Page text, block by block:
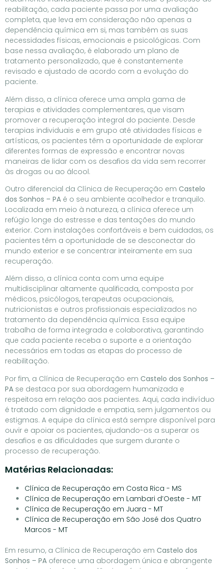
reabilitação, cada paciente passa por uma avaliação
completa, que leva em consideração não apenas a
dependência química em si, mas também as suas
necessidades físicas, emocionais e psicológicas. Com
base nessa avaliação, é elaborado um plano de
tratamento personalizado, que é constantemente
revisado e ajustado de acordo com a evolução do
paciente.
Além disso, a clínica oferece uma ampla gama de
terapias e atividades complementares, que visam
promover a recuperação integral do paciente. Desde
terapias individuais e em grupo até atividades físicas e
artísticas, os pacientes têm a oportunidade de explorar
diferentes formas de expressão e encontrar novas
maneiras de lidar com os desafios da vida sem recorrer
às drogas ou ao álcool.
Outro diferencial da Clínica de Recuperação em Castelo
dos Sonhos – PA é o seu ambiente acolhedor e tranquilo.
Localizada em meio à natureza, a clínica oferece um
refúgio longe do estresse e das tentações do mundo
exterior. Com instalações confortáveis e bem cuidadas, os
pacientes têm a oportunidade de se desconectar do
mundo exterior e se concentrar inteiramente em sua
recuperação.
Além disso, a clínica conta com uma equipe
multidisciplinar altamente qualificada, composta por
médicos, psicólogos, terapeutas ocupacionais,
nutricionistas e outros profissionais especializados no
tratamento da dependência química. Essa equipe
trabalha de forma integrada e colaborativa, garantindo
que cada paciente receba o suporte e a orientação
necessários em todas as etapas do processo de
reabilitação.
Por fim, a Clínica de Recuperação em Castelo dos Sonhos –
PA se destaca por sua abordagem humanizada e
respeitosa em relação aos pacientes. Aqui, cada indivíduo
é tratado com dignidade e empatia, sem julgamentos ou
estigmas. A equipe da clínica está sempre disponível para
ouvir e apoiar os pacientes, ajudando-os a superar os
desafios e as dificuldades que surgem durante o
processo de recuperação.
Matérias Relacionadas:
Clínica de Recuperação em Costa Rica - MS
Clínica de Recuperação em Lambari d’Oeste - MT
Clínica de Recuperação em Juara - MT
Clínica de Recuperação em São José dos Quatro
Marcos - MT
Em resumo, a Clínica de Recuperação em Castelo dos
Sonhos – PA oferece uma abordagem única e abrangente